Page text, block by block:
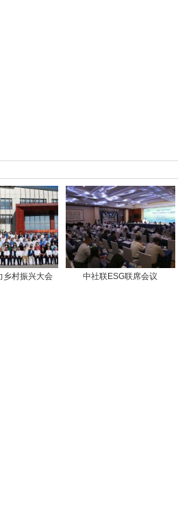
乡村振兴大会 中社联ESG联席会议